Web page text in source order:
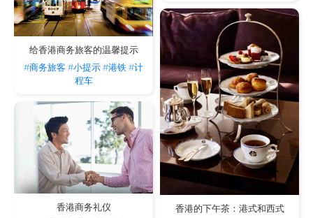
给香港商务旅客的温馨提示
#商务旅客 #小提示#港铁#计
程车
香港的下午茶：港式和西式
香港商务礼仪